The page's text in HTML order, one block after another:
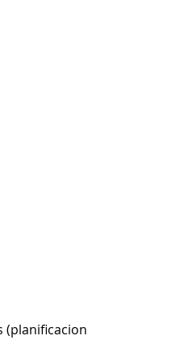
(planificacion